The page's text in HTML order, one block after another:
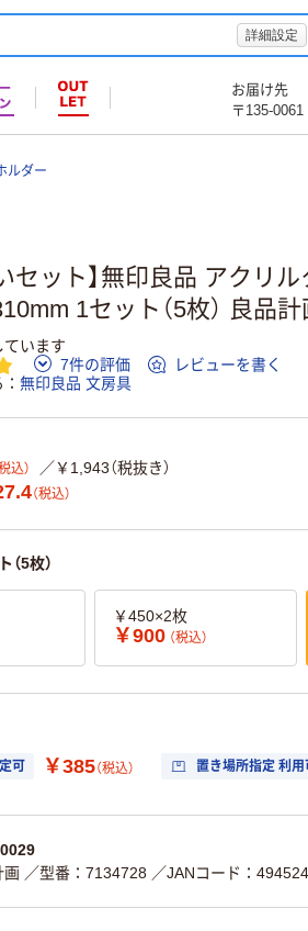
詳細設定
お届け先
〒135-0061
ルダー
セット】無印良品 アクリ
1セット（5枚） 良品計
ています
7件の評価
レビューを書く
無印良品 文房具
税込）
／￥1,943（税抜き）
（税込）
5枚）
￥450×2枚
￥900 （税込）
可 ￥385（税込） 置き場所指定 利用
画 ／型番：7134728 ／JANコード：